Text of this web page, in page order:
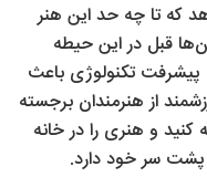
که تا چه حد این هنر
قبل در این حیطه
پیشرفت تکنولوژی باعث
از هنرمندان برجسته
کنید و هنری را در خانه
پشت سر خود دارد.